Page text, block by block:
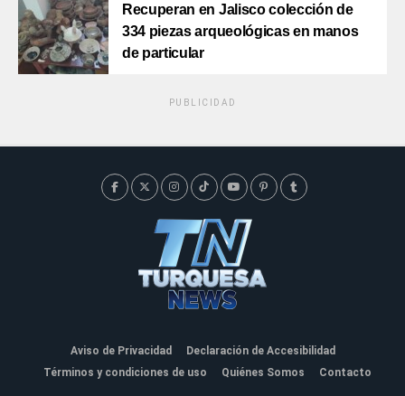
Recuperan en Jalisco colección de
334 piezas arqueológicas en manos
de particular
PUBLICIDAD
Aviso de Privacidad
Declaración de Accesibilidad
Términos y condiciones de uso
Quiénes Somos Contacto